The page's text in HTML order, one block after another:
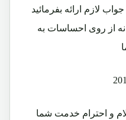
لازم ارائه بفرمائید
از روی احساسات به
و احترام خدمت شما